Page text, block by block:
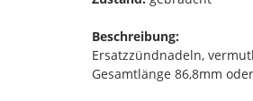
Beschreibung:
Ersatzzündnadeln,
Gesamtlänge 86,8mm